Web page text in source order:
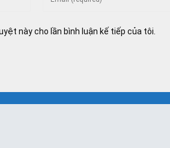
này cho lần bình luận kế tiếp của tôi.